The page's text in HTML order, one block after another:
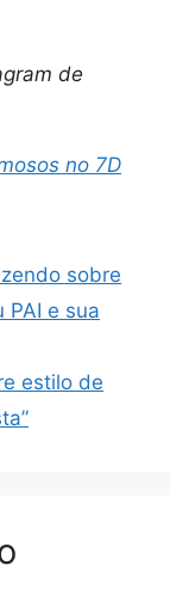
de
no 7D
sobre
PAI e sua
estilo de